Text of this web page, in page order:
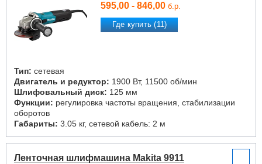
595,00 - 846,00 б.р.
Где купить (11)
Тип: сетевая
Двигатель и редуктор: 1900 Вт, 11500 об/мин
Шлифовальный диск: 125 мм
Функции: регулировка частоты вращения, стабилизации
оборотов
Габариты: 3.05 кг, сетевой кабель: 2 м
Ленточная шлифмашина Makita 9911